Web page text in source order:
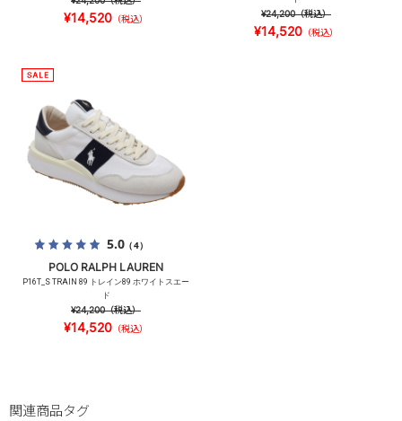
¥14,520 （税込） ¥24,200（税込）
¥14,520 （税込）
5.0（4）
POLO RALPH LAUREN
P16T_S TRAIN 89 トレイン89 ホワイトスエー
ド
¥24,200（税込）
¥14,520 （税込）
関連商品タグ